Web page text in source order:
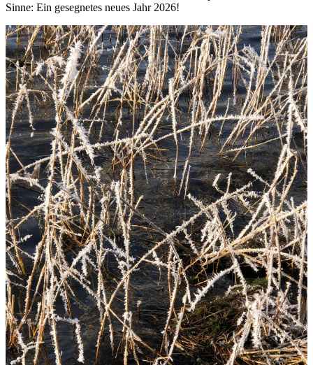
Sinne: Ein gesegnetes neues Jahr 2026!